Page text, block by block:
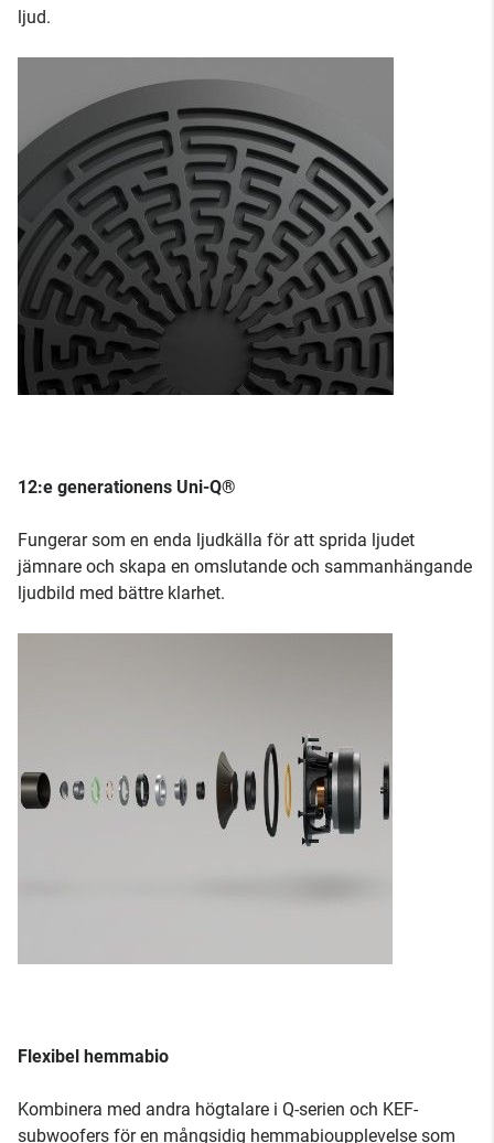
ljud.
12:e generationens Uni-Q®
Fungerar som en enda ljudkälla för att sprida ljudet
jämnare och skapa en omslutande och sammanhängande
ljudbild med bättre klarhet.
Flexibel hemmabio
Kombinera med andra högtalare i Q-serien och KEF-
subwoofers för en mångsidig hemmabioupplevelse som